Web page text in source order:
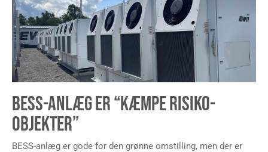
BESS-ANLÆG ER “KÆMPE RISIKO-
OBJEKTER”
BESS-anlæg er gode for den grønne omstilling, men der er